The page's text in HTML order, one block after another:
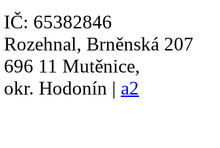
IČ: 65382846
Rozehnal, Brněnská 207
696 11 Mutěnice,
okr. Hodonín | a2